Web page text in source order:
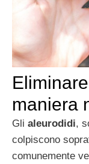
maniera
Gli aleurodidi,
colpiscono
comunemente